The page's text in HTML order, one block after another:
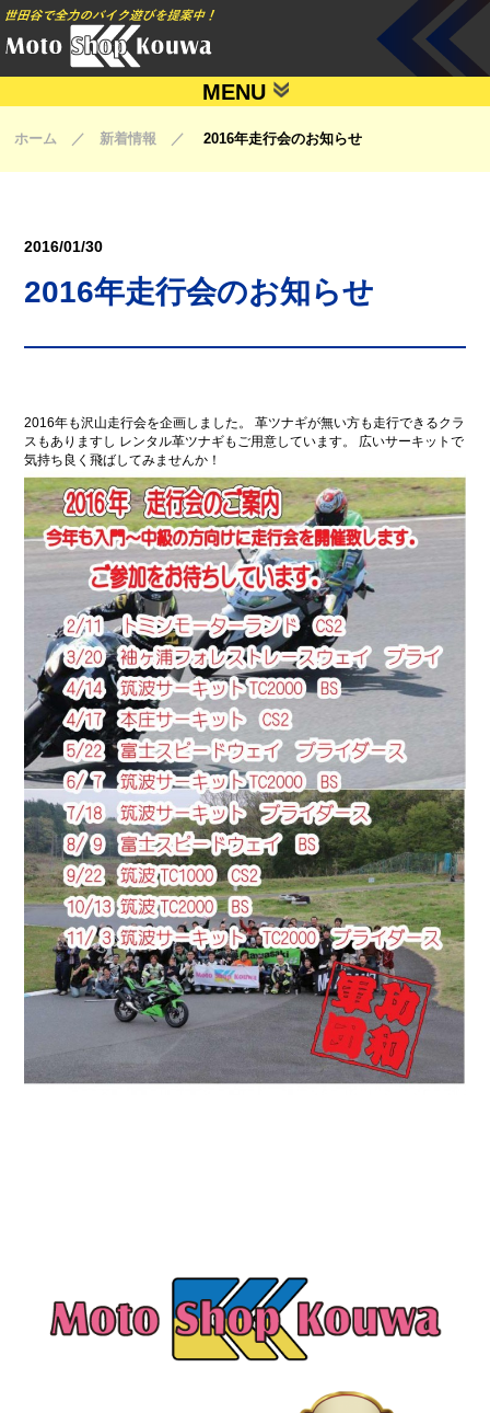
MENU
ホーム ／ 新着情報 ／2016年走行会のお知らせ
2016/01/30
2016年走行会のお知らせ
2016年も沢山走行会を企画しました。 革ツナギが無い方も走行できるクラ
スもありますし レンタル革ツナギもご用意しています。 広いサーキットで
気持ち良く飛ばしてみませんか！